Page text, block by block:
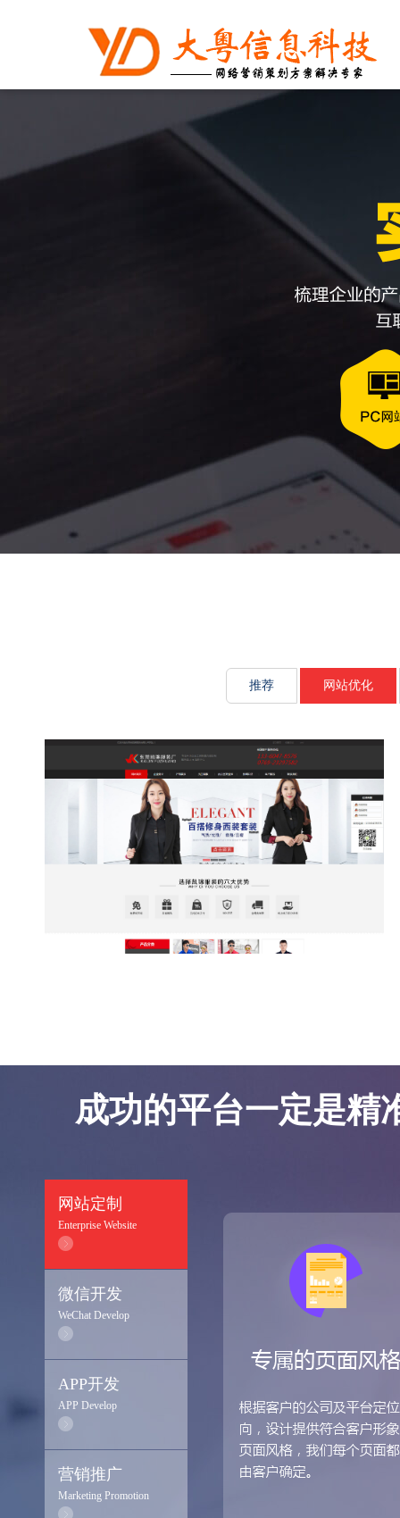
推荐 网站优化
成功的平台一定是精
网站定制
Enterprise Website
微信开发
WeChat Develop
APP开发
APP Develop
营销推广
Marketing Promotion